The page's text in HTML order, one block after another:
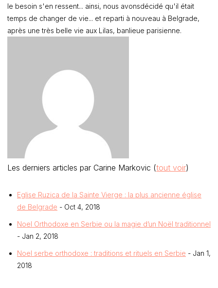
le besoin s'en ressent... ainsi, nous avonsdécidé qu'il était
temps de changer de vie... et reparti à nouveau à Belgrade,
après une très belle vie aux Lilas, banlieue parisienne.
Les derniers articles par Carine Markovic (tout voir)
Eglise Ruzica de la Sainte Vierge : la plus ancienne église
de Belgrade - Oct 4, 2018
Noel Orthodoxe en Serbie ou la magie d’un Noël traditionnel
- Jan 2, 2018
Noel serbe orthodoxe : traditions et rituels en Serbie - Jan 1,
2018